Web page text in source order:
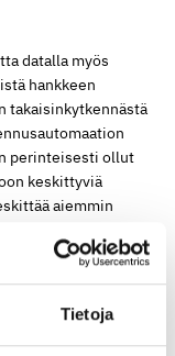
Tietoja
datalla myös
hankkeen
takaisinkytkennästä
perinteisesti ollut
keskittyviä
aiemmin